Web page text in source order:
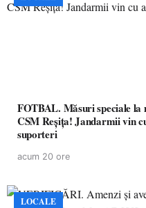
FOTBAL. Măsuri speciale
CSM Reșița! Jandarmii vin
suporteri
acum 20 ore
LOCALE